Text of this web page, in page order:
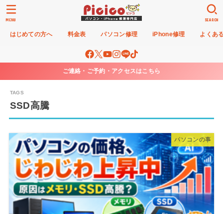
はじめての方へ 料金表 パソコン修理 iPhone修理 よくあ
SEARCH
MENU
ご連絡・ご予約・アクセスはこちら
SSD高騰
パソコンの事